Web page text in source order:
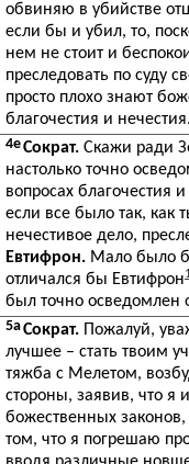
обвиняю в убийстве
если бы и убил, то,
нем не стоит и
преследовать по суду
просто плохо знают
благочестия и нечестия.
4eСократ. Скажи ради
настолько точно
вопросах благочестия
если все было так, как
нечестивое дело,
Евтифрон. Мало было
отличался бы Евтифрон
был точно осведомлен
5aСократ. Пожалуй,
лучшее – стать твоим
тяжба с Мелетом,
стороны, заявив, что я
божественных
том, что я погрешаю